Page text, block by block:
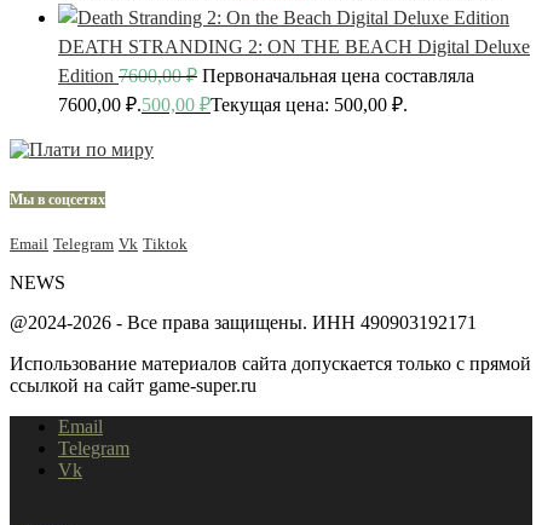
DEATH STRANDING 2: ON THE BEACH Digital Deluxe
Edition 7600,00₽ Первоначальная цена составляла
7600,00 ₽.500,00 ₽Текущая цена: 500,00 ₽.
Мы в соцсетях
Email Telegram Vk Tiktok
NEWS
@2024-2026 - Все права защищены. ИНН 490903192171
Использование материалов сайта допускается только с прямой
ссылкой на сайт game-super.ru
Email
Telegram
Vk